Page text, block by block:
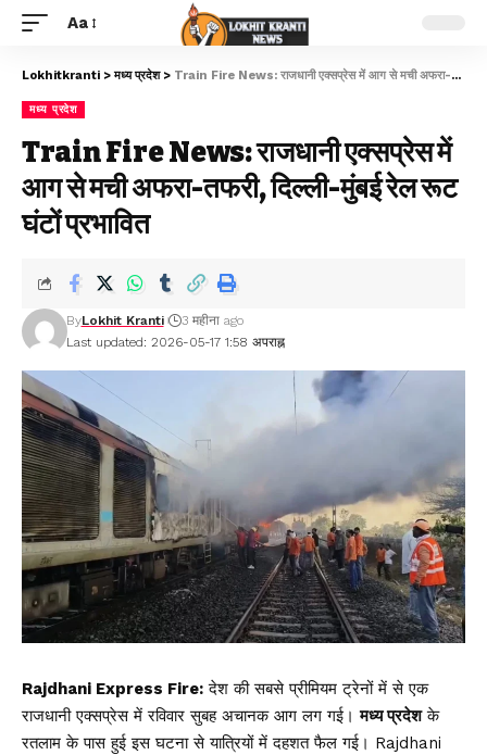
Aa
Lokhitkranti >मध्य प्रदेश> Train Fire News: राजधानी एक्सप्रेस में आग से मची अफरा-तफरी, दिल्ली-मुंबई रेल रूट घंटों प्रभावित
मध्य प्रदेश
Train Fire News: राजधानी एक्सप्रेस में
आग से मची अफरा-तफरी, दिल्ली-मुंबई रेल रूट
घंटों प्रभावित
Last updated: 2026-05-17 1:58 अपराह्न
ByLokhit Kranti 3 महीना ago
Rajdhani Express Fire: देश की सबसे प्रीमियम ट्रेनों में से एक
राजधानी एक्सप्रेस में रविवार सुबह अचानक आग लग गई।मध्य प्रदेशके
रतलाम के पास हुई इस घटना से यात्रियों में दहशत फैल गई। Rajdhani